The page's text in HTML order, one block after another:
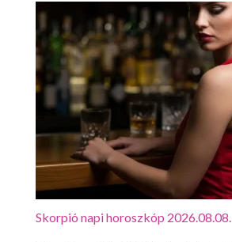
Skorpió napi horoszkóp 2026.08.08.